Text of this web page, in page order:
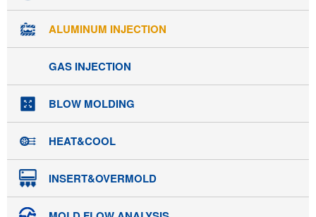
ALUMINUM INJECTION
GAS INJECTION
BLOW MOLDING
HEAT&COOL
INSERT&OVERMOLD